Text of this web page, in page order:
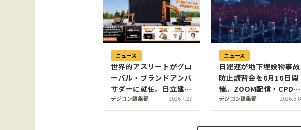
ニュース
世界的アスリートがグロ
ーバル・ブランドアンバ
サダーに就任。日立建機
がお台場で
「LANDCROS」ブラン
デジコン編集部 2026.7.27
ニュース
日建連が地下埋設物事故
防止講習会を6月16日開
催。ZOOM配信・CPDS
対応で全国から参加可能
デジコン編集部 2026.6.8